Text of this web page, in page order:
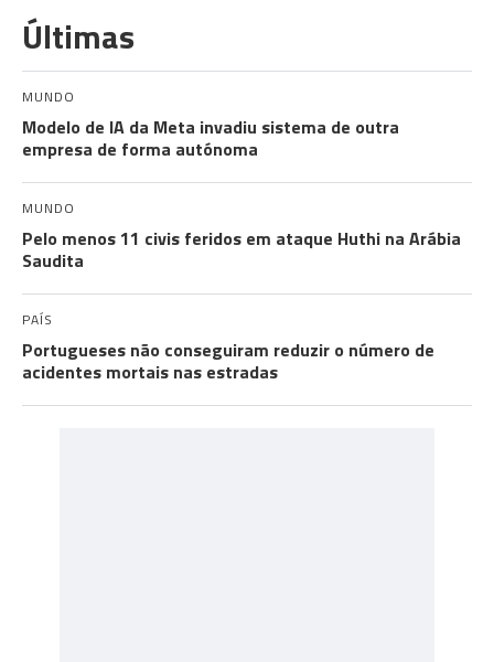
Últimas
MUNDO
Modelo de IA da Meta invadiu sistema de outra
empresa de forma autónoma
MUNDO
Pelo menos 11 civis feridos em ataque Huthi na Arábia
Saudita
PAÍS
Portugueses não conseguiram reduzir o número de
acidentes mortais nas estradas